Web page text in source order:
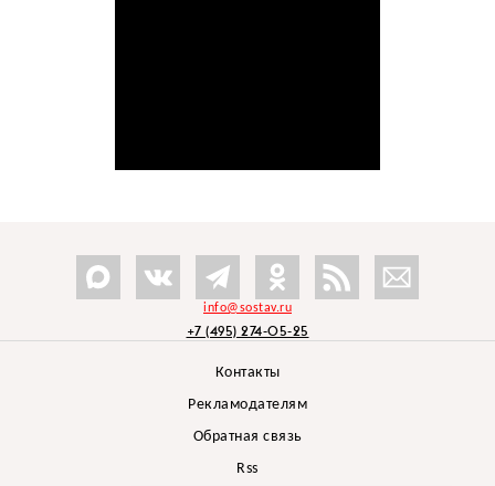
info@sostav.ru
+7 (495) 274-05-25
Контакты
Рекламодателям
Обратная связь
Rss